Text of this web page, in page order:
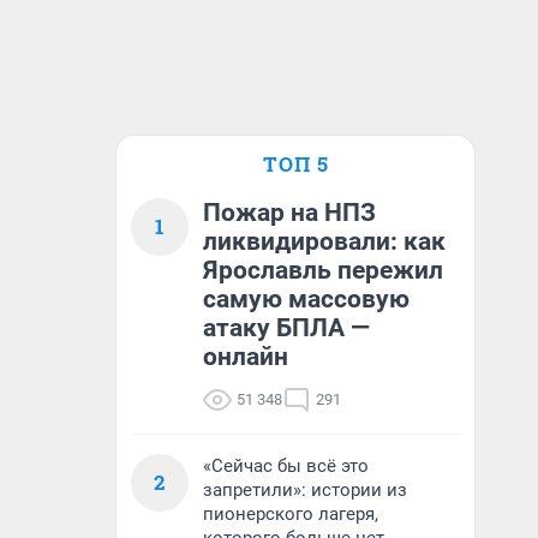
ТОП 5
1
Пожар на НПЗ
ликвидировали: как
Ярославль пережил
самую массовую
атаку БПЛА —
онлайн
51 348 291
2
«Сейчас бы всё это
запретили»: истории из
пионерского лагеря,